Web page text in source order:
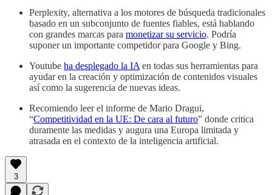
Perplexity, alternativa a los motores de búsqueda tradicionales
basado en un subconjunto de fuentes fiables, está hablando
con grandes marcas para monetizar su servicio. Podría
suponer un importante competidor para Google y Bing.
Youtube ha desplegado la IA en todas sus herramientas para
ayudar en la creación y optimización de contenidos visuales
así como la sugerencia de nuevas ideas.
Recomiendo leer el informe de Mario Dragui,
“Competitividad en la UE: De cara al futuro” donde critica
duramente las medidas y augura una Europa limitada y
atrasada en el contexto de la inteligencia artificial.
3